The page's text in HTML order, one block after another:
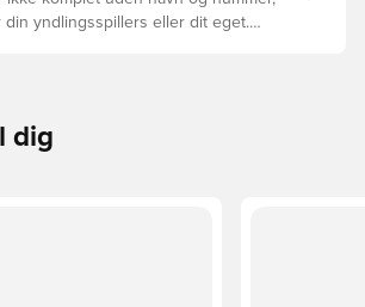
din yndlingsspillers eller dit eget.
dig